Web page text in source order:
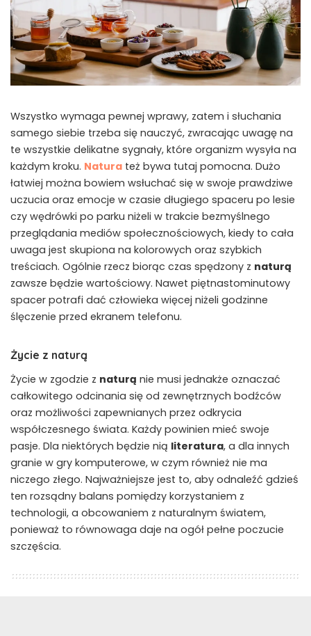
Wszystko wymaga pewnej wprawy, zatem i słuchania
samego siebie trzeba się nauczyć, zwracając uwagę na
te wszystkie delikatne sygnały, które organizm wysyła na
każdym kroku. Natura też bywa tutaj pomocna. Dużo
łatwiej można bowiem wsłuchać się w swoje prawdziwe
uczucia oraz emocje w czasie długiego spaceru po lesie
czy wędrówki po parku niżeli w trakcie bezmyślnego
przeglądania mediów społecznościowych, kiedy to cała
uwaga jest skupiona na kolorowych oraz szybkich
treściach. Ogólnie rzecz biorąc czas spędzony z naturą
zawsze będzie wartościowy. Nawet piętnastominutowy
spacer potrafi dać człowieka więcej niżeli godzinne
ślęczenie przed ekranem telefonu.
Życie z naturą
Życie w zgodzie z naturą nie musi jednakże oznaczać
całkowitego odcinania się od zewnętrznych bodźców
oraz możliwości zapewnianych przez odkrycia
współczesnego świata. Każdy powinien mieć swoje
pasje. Dla niektórych będzie nią literatura, a dla innych
granie w gry komputerowe, w czym również nie ma
niczego złego. Najważniejsze jest to, aby odnaleźć gdzieś
ten rozsądny balans pomiędzy korzystaniem z
technologii, a obcowaniem z naturalnym światem,
ponieważ to równowaga daje na ogół pełne poczucie
szczęścia.